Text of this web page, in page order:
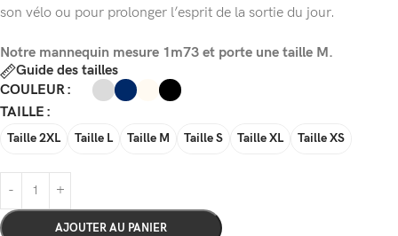
son vélo ou pour prolonger l’esprit de la sortie du jour.
Notre mannequin mesure 1m73 et porte une taille M.
Guide des tailles
COULEUR
TAILLE
Taille 2XL Taille L Taille M Taille S Taille XL Taille XS
AJOUTER AU PANIER